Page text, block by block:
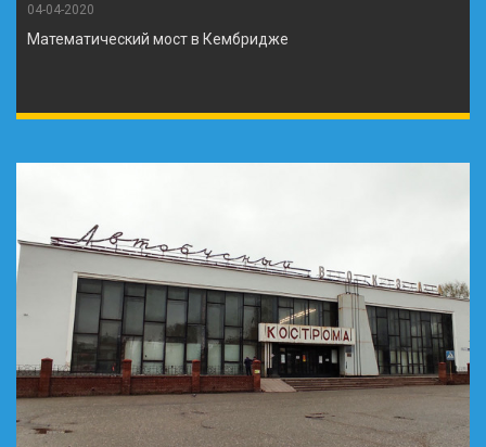
04-04-2020
Математический мост в Кембридже